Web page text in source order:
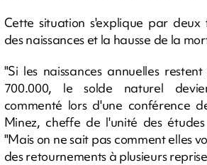
Cette situation s'explique par deux
des naissances et la hausse de la
"Si les naissances annuelles
700.000, le solde naturel
commenté lors d'une conférence
Minez, cheffe de l'unité des
"Mais on ne sait pas comment elles
des retournements à plusieurs